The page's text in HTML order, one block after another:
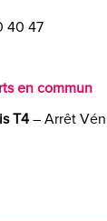
40 47
en commun
T4– Arrêt